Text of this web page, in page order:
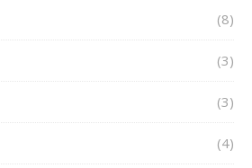
(8)
(3)
(3)
(4)